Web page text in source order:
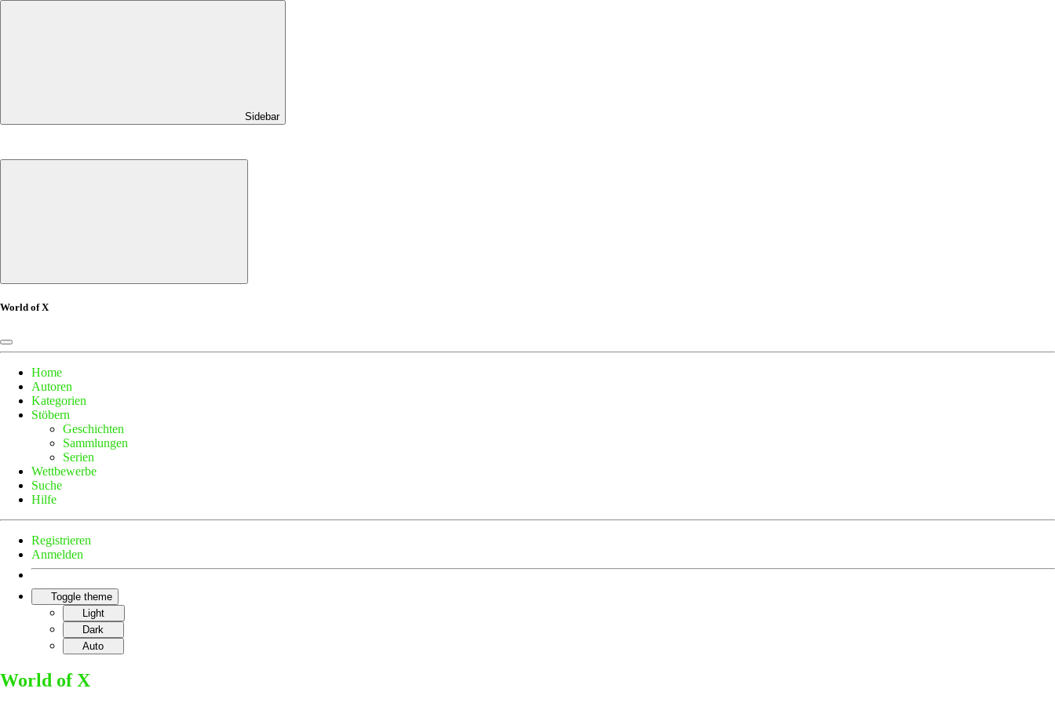
Sidebar
World of X
Home
Autoren
Kategorien
Stöbern
Geschichten
Sammlungen
Serien
Wettbewerbe
Suche
Hilfe
Registrieren
Anmelden
Toggle theme
Light
Dark
Auto
World of X